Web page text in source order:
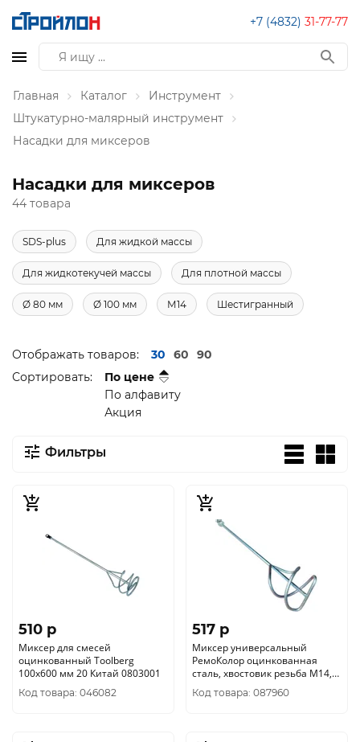
+7 (4832) 31-77-77
Главная Каталог
Инструмент
Штукатурно-малярный инструмент
Насадки для миксеров
Насадки для миксеров
44 товара
SDS-plus Для жидкой массы
Для жидкотекучей массы Для плотной массы
Ø 80 мм Ø 100 мм М14 Шестигранный
Отображать товаров: 30 60
90
Сортировать:
По цене
По алфавиту
Акция
Фильтры
510 p
Миксер для смесей
оцинкованный Toolberg
100х600 мм 20 Китай 0803001
Код товара: 046082
517 p
Миксер универсальный
РемоКолор оцинкованная
сталь, хвостовик резьба М14,
140х590мм, 18-2-214
Код товара: 087960